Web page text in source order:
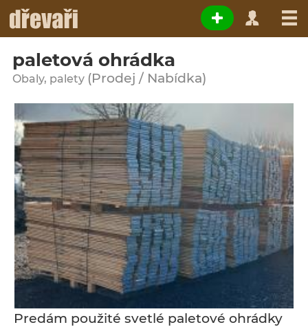
paletová ohrádka
Obaly, palety (Prodej / Nabídka)
Predám použité svetlé paletové ohrádky